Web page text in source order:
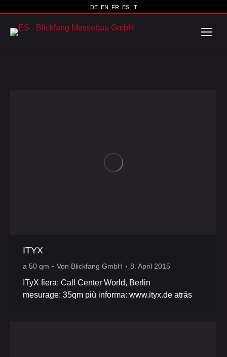
DE EN FR ES IT
ITYX
a 50 qm Von Blickfang GmbH 8. April 2015
ITyX fiera: Call Center World, Berlin
mesurage: 35qm più informa: www.ityx.de atrás